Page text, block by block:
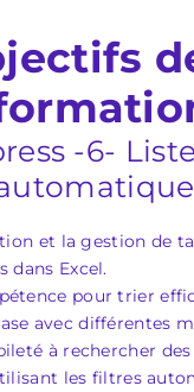
-6-
et la gestion de
dans Excel.
pour trier
avec différentes
à rechercher
les filtres